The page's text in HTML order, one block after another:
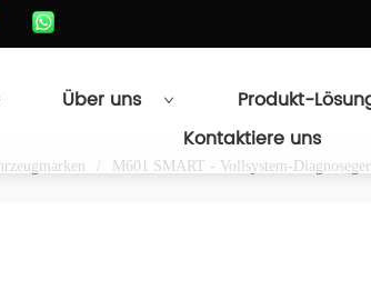
Über uns Produkt-
Kontaktiere uns
/ M601 SMART - Vollsystem-